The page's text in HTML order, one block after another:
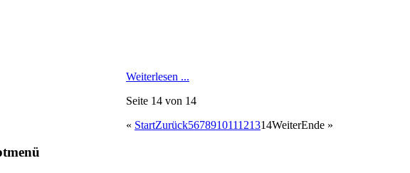
Weiterlesen ...
Seite 14 von 14
« StartZurück567891011121314WeiterEnde »